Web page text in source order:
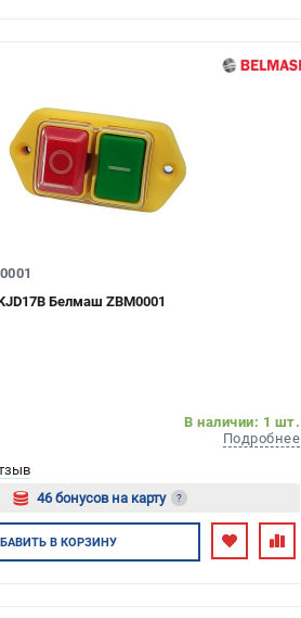
Белмаш ZBM0001
В наличии: 1 шт.
Подробнее
46 бонусов на карту
?
Авторизуйтесь
В КОРЗИНУ